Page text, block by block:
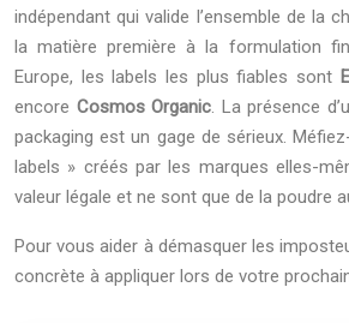
indépendant qui valide l’ensemble de la
la matière première à la formulation
Europe, les labels les plus fiables sont
encore Cosmos Organic. La présence
packaging est un gage de sérieux.
labels » créés par les marques elles-
valeur légale et ne sont que de la poudre
Pour vous aider à démasquer les
concrète à appliquer lors de votre